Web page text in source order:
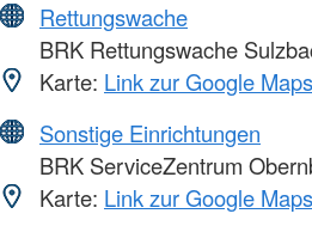
Rettungswache
BRK Rettungswache
Karte: Link zur Google
Sonstige Einrichtungen
BRK ServiceZentrum
Karte: Link zur Google